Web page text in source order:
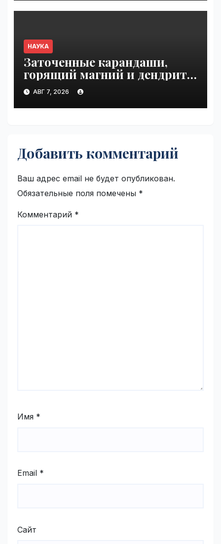
НАУКА
Заточенные карандаши,
горящий магний и дендриты
серебра | VseTime.ru
АВГ 7, 2026
Добавить комментарий
Ваш адрес email не будет опубликован.
Обязательные поля помечены *
Комментарий *
Имя *
Email *
Сайт